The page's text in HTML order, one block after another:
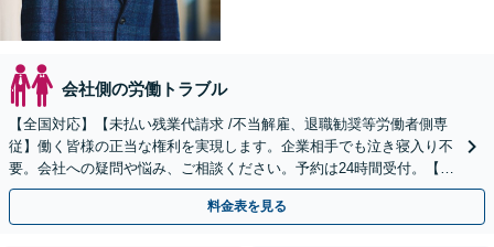
会社側の労働トラブル
【全国対応】【未払い残業代請求 /不当解雇、退職勧奨等労働者側専
従】働く皆様の正当な権利を実現します。企業相手でも泣き寝入り不
要。会社への疑問や悩み、ご相談ください。予約は24時間受付。【初
回面談無料】【夜間・休日対応可】
料金表を見る